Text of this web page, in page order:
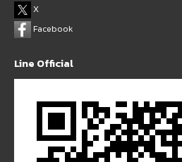
X
Facebook
Line Official